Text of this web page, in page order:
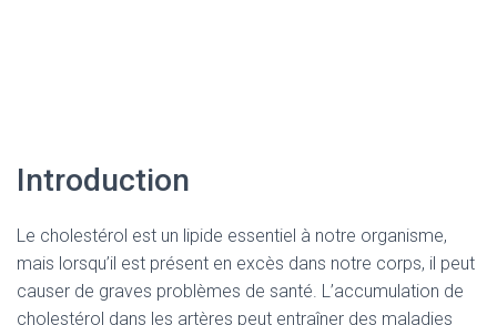
Introduction
Le cholestérol est un lipide essentiel à notre organisme,
mais lorsqu’il est présent en excès dans notre corps, il peut
causer de graves problèmes de santé. L’accumulation de
cholestérol dans les artères peut entraîner des maladies